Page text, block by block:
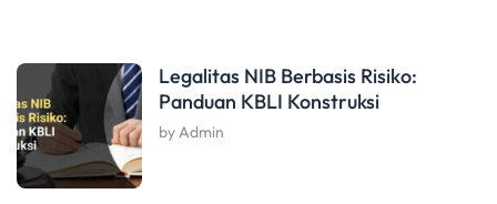
Legalitas NIB Berbasis Risiko:
Panduan KBLI Konstruksi
by Admin